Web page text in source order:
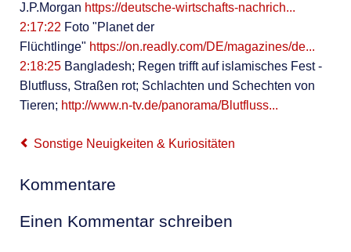
J.P.Morgan https://deutsche-wirtschafts-nachrich...
2:17:22Foto "Planet der
Flüchtlinge" https://on.readly.com/DE/magazines/de...
2:18:25Bangladesh; Regen trifft auf islamisches Fest -
Blutfluss, Straßen rot; Schlachten und Schechten von
Tieren; http://www.n-tv.de/panorama/Blutfluss...
Sonstige Neuigkeiten & Kuriositäten
Kommentare
Einen Kommentar schreiben